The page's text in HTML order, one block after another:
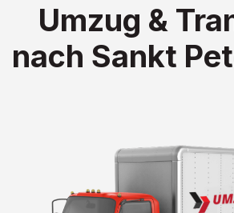
Umzug &
nach Sankt